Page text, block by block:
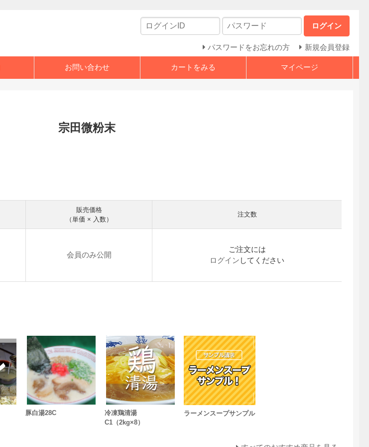
ログイン
パスワードをお忘れの方 新規会員登録
お問い合わせ カートをみる マイページ
宗田微粉末
販売価格
（単価 × 入数）
注文数
会員のみ公開
ご注文には
ログイン してください
豚白湯28C
冷凍鶏清湯
C1（2kg×8）
ラーメンスープサンプル